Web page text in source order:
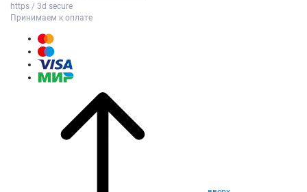
https / 3d secure
Принимаем к оплате